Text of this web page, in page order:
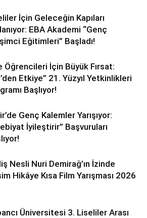
İçin Geleceğin Kapıları
EBA Akademi “Genç
Eğitimleri” Başladı!
Öğrencileri İçin Büyük Fırsat:
Etkiye” 21. Yüzyıl Yetkinlikleri
Başlıyor!
Genç Kalemler Yarışıyor:
İyileştirir” Başvuruları
Nesli Nuri Demirağ’ın İzinde
Hikâye Kısa Film Yarışması 2026
Üniversitesi 3. Liseliler Arası